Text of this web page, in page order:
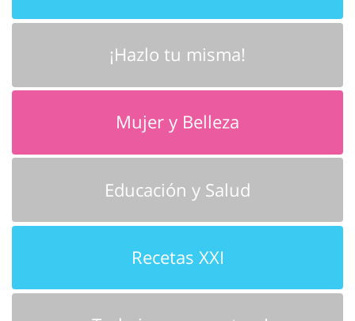
¡Hazlo tu misma!
Mujer y Belleza
Educación y Salud
Recetas XXI